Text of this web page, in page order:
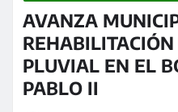
AVANZA
REHABILITACIÓN
PLUVIAL EN EL
PABLO II